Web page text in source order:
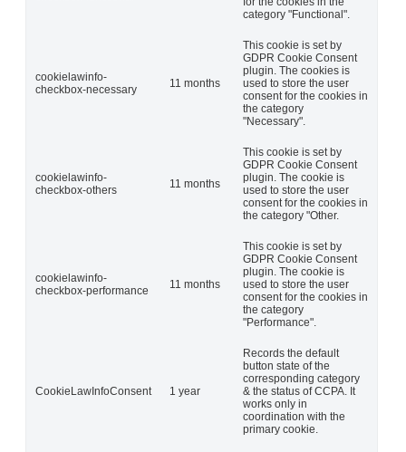
category "Functional".
cookielawinfo-
checkbox-necessary
11 months
This cookie is set by
GDPR Cookie Consent
plugin. The cookies is
used to store the user
consent for the cookies in
the category
"Necessary".
cookielawinfo-
checkbox-others
11 months
This cookie is set by
GDPR Cookie Consent
plugin. The cookie is
used to store the user
consent for the cookies in
the category "Other.
cookielawinfo-
checkbox-performance
11 months
This cookie is set by
GDPR Cookie Consent
plugin. The cookie is
used to store the user
consent for the cookies in
the category
"Performance".
CookieLawInfoConsent 1 year
Records the default
button state of the
corresponding category
& the status of CCPA. It
works only in
coordination with the
primary cookie.